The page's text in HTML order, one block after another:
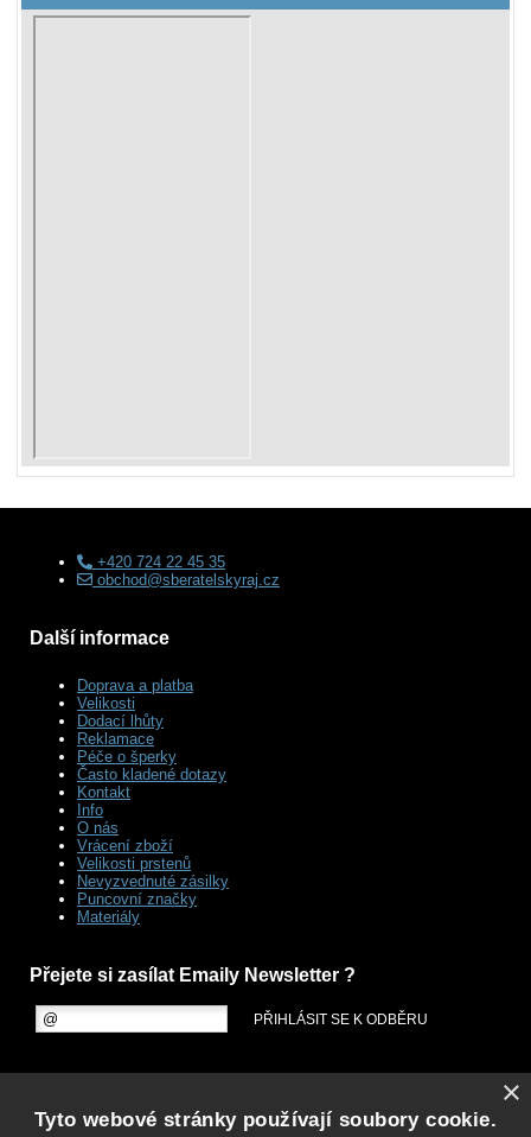
+420 724 22 45 35
obchod@sberatelskyraj.cz
Další informace
Doprava a platba
Velikosti
Dodací lhůty
Reklamace
Péče o šperky
Často kladené dotazy
Kontakt
Info
O nás
Vrácení zboží
Velikosti prstenů
Nevyzvednuté zásilky
Puncovní značky
Materiály
Přejete si zasílat Emaily Newsletter ?
×
Tyto webové stránky používají soubory cookie.